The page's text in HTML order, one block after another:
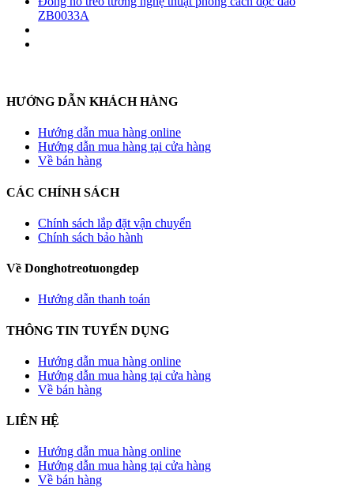
ZB0033A
HƯỚNG DẪN KHÁCH HÀNG
Hướng dẫn mua hàng online
Hướng dẫn mua hàng tại cửa hàng
Về bán hàng
CÁC CHÍNH SÁCH
Chính sách lắp đặt vận chuyển
Chính sách bảo hành
Về Donghotreotuongdep
Hướng dẫn thanh toán
THÔNG TIN TUYỂN DỤNG
Hướng dẫn mua hàng online
Hướng dẫn mua hàng tại cửa hàng
Về bán hàng
LIÊN HỆ
Hướng dẫn mua hàng online
Hướng dẫn mua hàng tại cửa hàng
Về bán hàng